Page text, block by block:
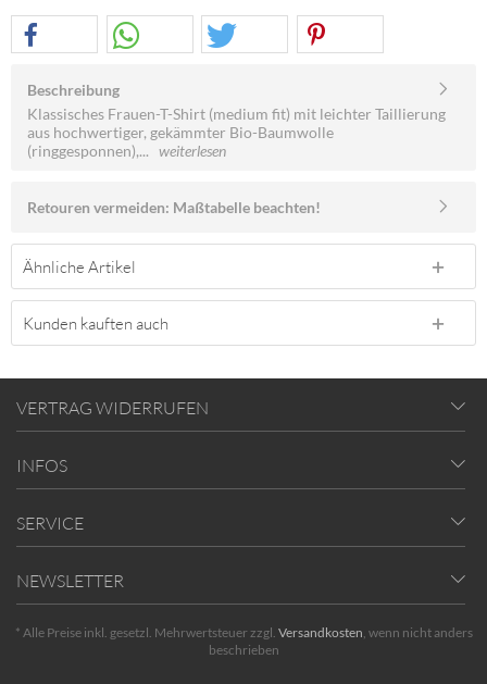
Beschreibung
Klassisches Frauen-T-Shirt (medium fit) mit leichter Taillierung
aus hochwertiger, gekämmter Bio-Baumwolle
(ringgesponnen),... weiterlesen
Retouren vermeiden: Maßtabelle beachten!
Ähnliche Artikel
Kunden kauften auch
VERTRAG WIDERRUFEN
INFOS
SERVICE
NEWSLETTER
* Alle Preise inkl. gesetzl. Mehrwertsteuer zzgl. Versandkosten, wenn nicht anders
beschrieben